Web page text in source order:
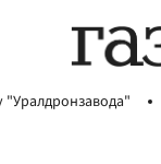
"Уралдронзавода"